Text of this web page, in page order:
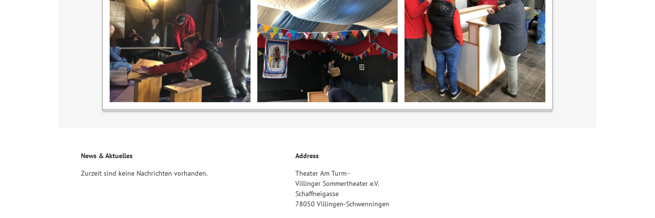
News & Aktuelles
Zurzeit sind keine Nachrichten vorhanden.
Address
Theater Am Turm -
Villinger Sommertheater e.V.
Schaffneigasse
78050 Villingen-Schwenningen